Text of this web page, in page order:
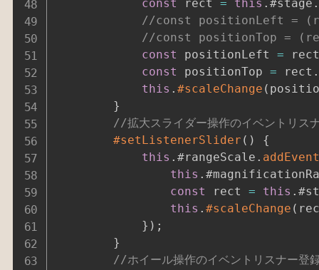
const rect = this . #stage .
//const positionLeft =
//const positionTop =
const positionLeft = rect
const positionTop = rect .
this . #scaleChange (
}
//拡大スライダー操作のイベントリス
#setListenerSlider ( )
{
this . #rangeScale .
this .
const rect = this .
this . #scaleChange (
} ) ;
}
//ホイール操作のイベントリスナー登